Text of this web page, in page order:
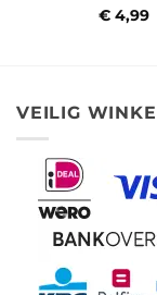
€ 4,99
VEILIG